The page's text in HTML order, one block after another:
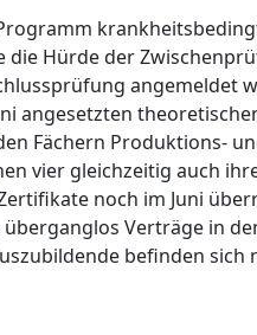
die Hürde der
angemeldet
angesetzten
Fächern Produktions-
vier gleichzeitig auch
noch im Juni
Verträge in
befinden sich